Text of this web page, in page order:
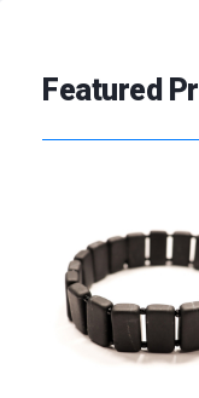
Featured